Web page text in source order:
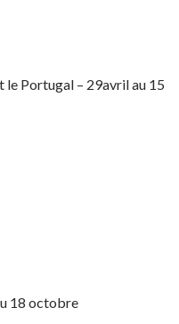
le Portugal – 29avril au 15
18 octobre